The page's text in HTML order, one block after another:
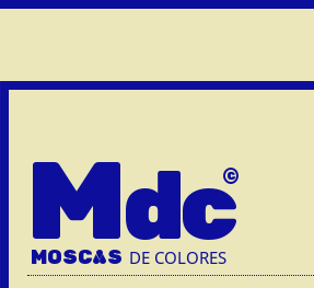
Mdc
MOSCAS DE COLORES